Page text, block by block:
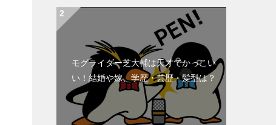
モグライダー芝大輔は天才でかっこい
い！結婚や嫁、学歴・芸歴・髪型は？